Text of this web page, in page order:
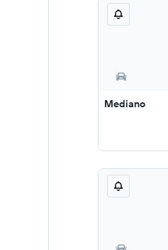
Mediano